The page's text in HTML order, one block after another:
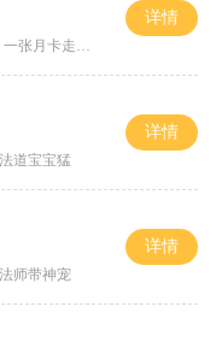
月卡走天涯b
详情
道宝宝猛
详情
师带神宠
详情